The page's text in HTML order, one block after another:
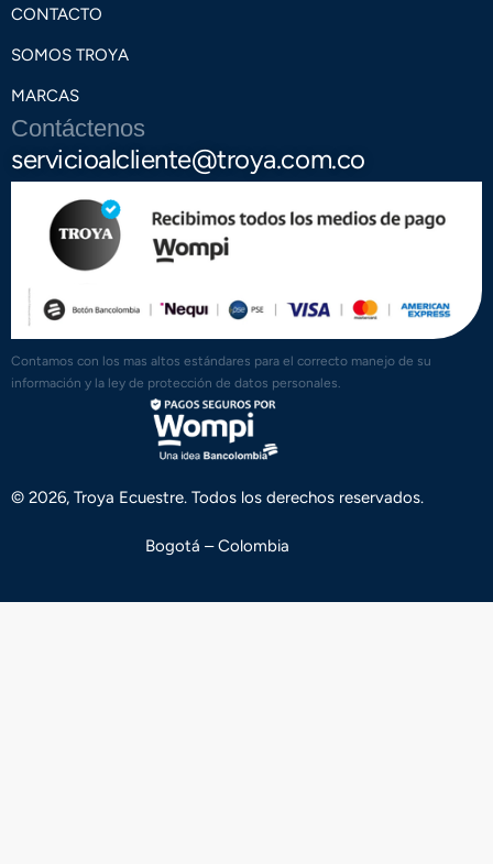
CONTACTO
SOMOS TROYA
MARCAS
Contáctenos
servicioalcliente@troya.com.co
Contamos con los mas altos estándares para el correcto manejo de su
información y la ley de protección de datos personales.
© 2026, Troya Ecuestre. Todos los derechos reservados.
Bogotá – Colombia